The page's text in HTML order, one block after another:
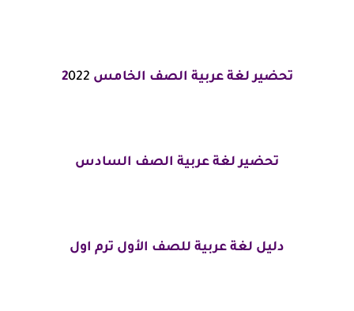
تحضير لغة عربية الصف الخامس 2 022
تحضير لغة عربية الصف السادس
دليل لغة عربية للصف الأول ترم اول